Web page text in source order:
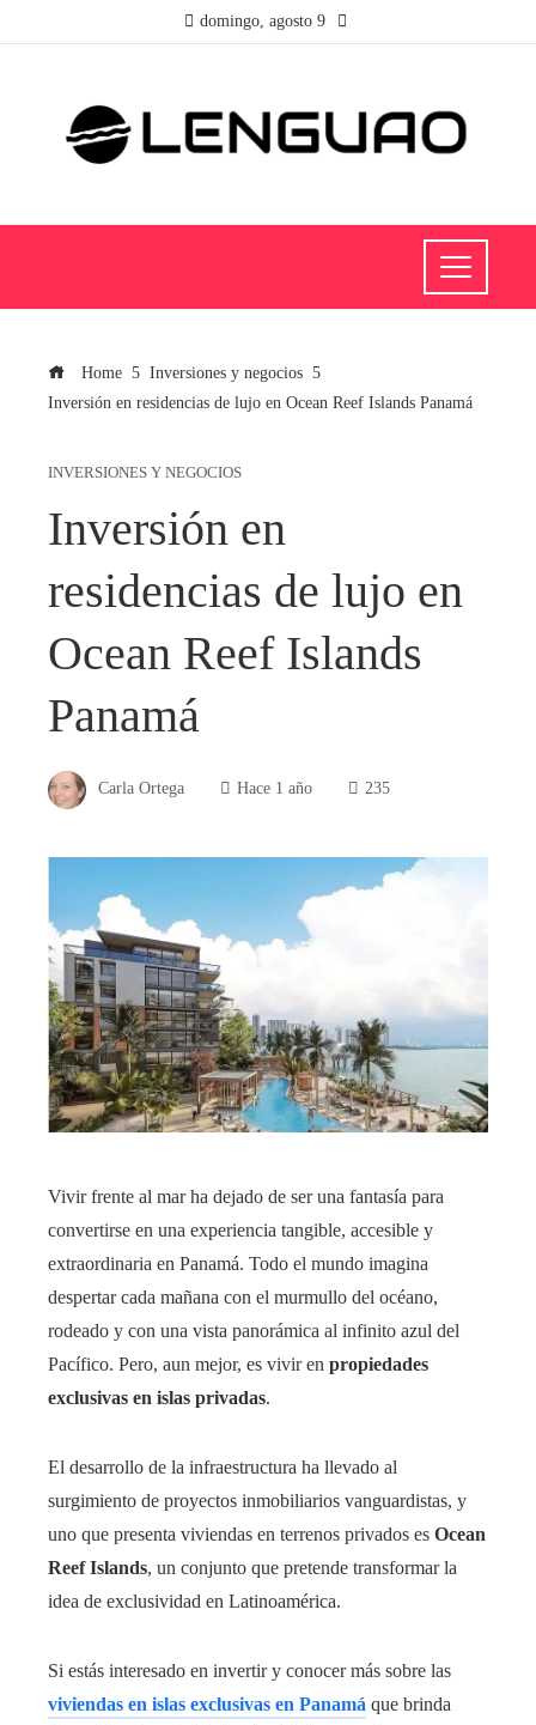
domingo, agosto 9
Home
Inversiones y negocios
Inversión en residencias de lujo en Ocean Reef Islands Panamá
INVERSIONES Y NEGOCIOS
Inversión en
residencias de lujo en
Ocean Reef Islands
Panamá
Carla Ortega Hace 1 año 235
Vivir frente al mar ha dejado de ser una fantasía para
convertirse en una experiencia tangible, accesible y
extraordinaria en Panamá. Todo el mundo imagina
despertar cada mañana con el murmullo del océano,
rodeado y con una vista panorámica al infinito azul del
Pacífico. Pero, aun mejor, es vivir en propiedades
exclusivas en islas privadas.
El desarrollo de la infraestructura ha llevado al
surgimiento de proyectos inmobiliarios vanguardistas, y
uno que presenta viviendas en terrenos privados es Ocean
Reef Islands, un conjunto que pretende transformar la
idea de exclusividad en Latinoamérica.
Si estás interesado en invertir y conocer más sobre las
viviendas en islas exclusivas en Panamá que brinda